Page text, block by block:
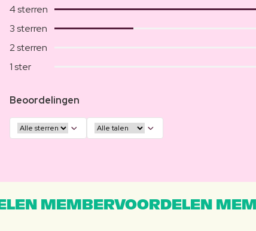
4 sterren
3 sterren
2 sterren
1 ster
Beoordelingen
MEMBERVOORDELEN